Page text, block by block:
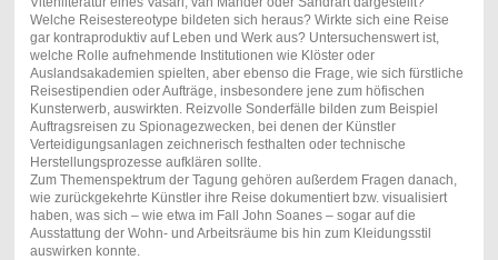
Welche Reisestereotype bildeten sich heraus? Wirkte sich eine Reise
gar kontraproduktiv auf Leben und Werk aus? Untersuchenswert ist,
welche Rolle aufnehmende Institutionen wie Klöster oder
Auslandsakademien spielten, aber ebenso die Frage, wie sich fürstliche
Reisestipendien oder Aufträge, insbesondere jene zum höfischen
Kunsterwerb, auswirkten. Reizvolle Sonderfälle bilden zum Beispiel
Auftragsreisen zu Spionagezwecken, bei denen der Künstler
Verteidigungsanlagen zeichnerisch festhalten oder technische
Herstellungsprozesse aufklären sollte.
Zum Themenspektrum der Tagung gehören außerdem Fragen danach,
wie zurückgekehrte Künstler ihre Reise dokumentiert bzw. visualisiert
haben, was sich – wie etwa im Fall John Soanes – sogar auf die
Ausstattung der Wohn- und Arbeitsräume bis hin zum Kleidungsstil
auswirken konnte.